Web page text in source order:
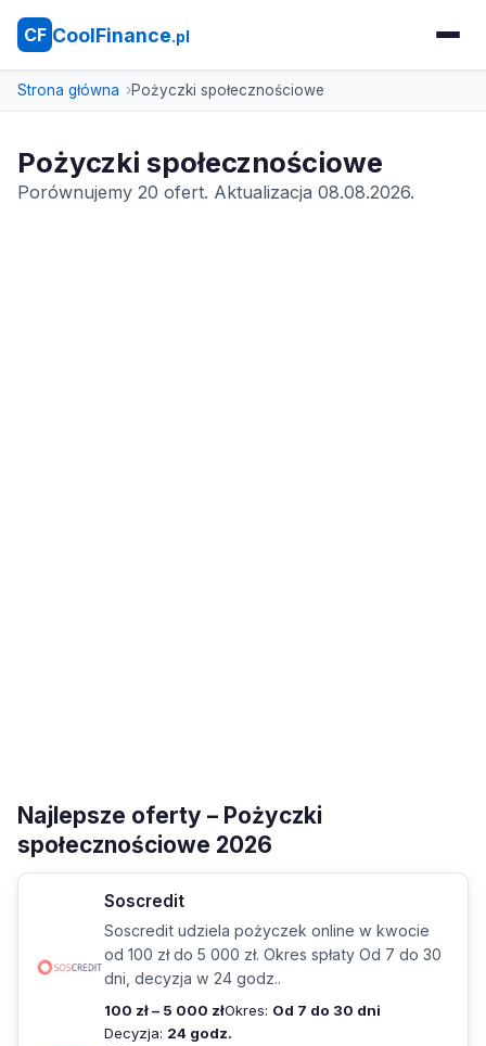
CF CoolFinance.pl
Strona główna Pożyczki społecznościowe
Pożyczki społecznościowe
Porównujemy 20 ofert. Aktualizacja 08.08.2026.
Najlepsze oferty – Pożyczki
społecznościowe 2026
Soscredit
Soscredit udziela pożyczek online w kwocie
od 100 zł do 5 000 zł. Okres spłaty Od 7 do 30
dni, decyzja w 24 godz..
100 zł – 5 000 złOkres: Od 7 do 30 dni
Decyzja: 24 godz.